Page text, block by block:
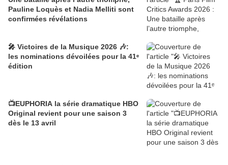
Pauline Loquès et Nadia Melliti sont
confirmées révélations
🎤 Victoires de la Musique 2026 🎶:
les nominations dévoilées pour la 41ᵉ
édition
📺EUPHORIA la série dramatique HBO
Original revient pour une saison 3
dès le 13 avril